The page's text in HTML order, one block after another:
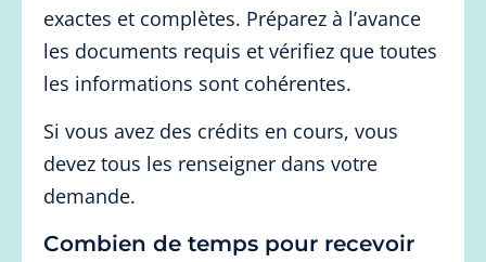
exactes et complètes. Préparez à l’avance
les documents requis et vérifiez que toutes
les informations sont cohérentes.
Si vous avez des crédits en cours, vous
devez tous les renseigner dans votre
demande.
Combien de temps pour recevoir